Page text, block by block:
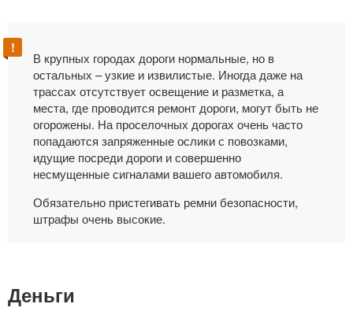
В крупных городах дороги нормальные, но в
остальных – узкие и извилистые. Иногда даже на
трассах отсутствует освещение и разметка, а
места, где проводится ремонт дороги, могут быть не
огорожены. На проселочных дорогах очень часто
попадаются запряженные ослики с повозками,
идущие посреди дороги и совершенно
несмущенные сигналами вашего автомобиля.
Обязательно пристегивать ремни безопасности,
штрафы очень высокие.
Деньги